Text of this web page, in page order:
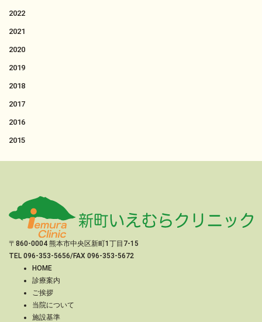
2022
2021
2020
2019
2018
2017
2016
2015
〒860-0004 熊本市中央区新町1丁目7-15
TEL 096-353-5656/FAX 096-353-5672
HOME
診療案内
ご挨拶
当院について
施設基準